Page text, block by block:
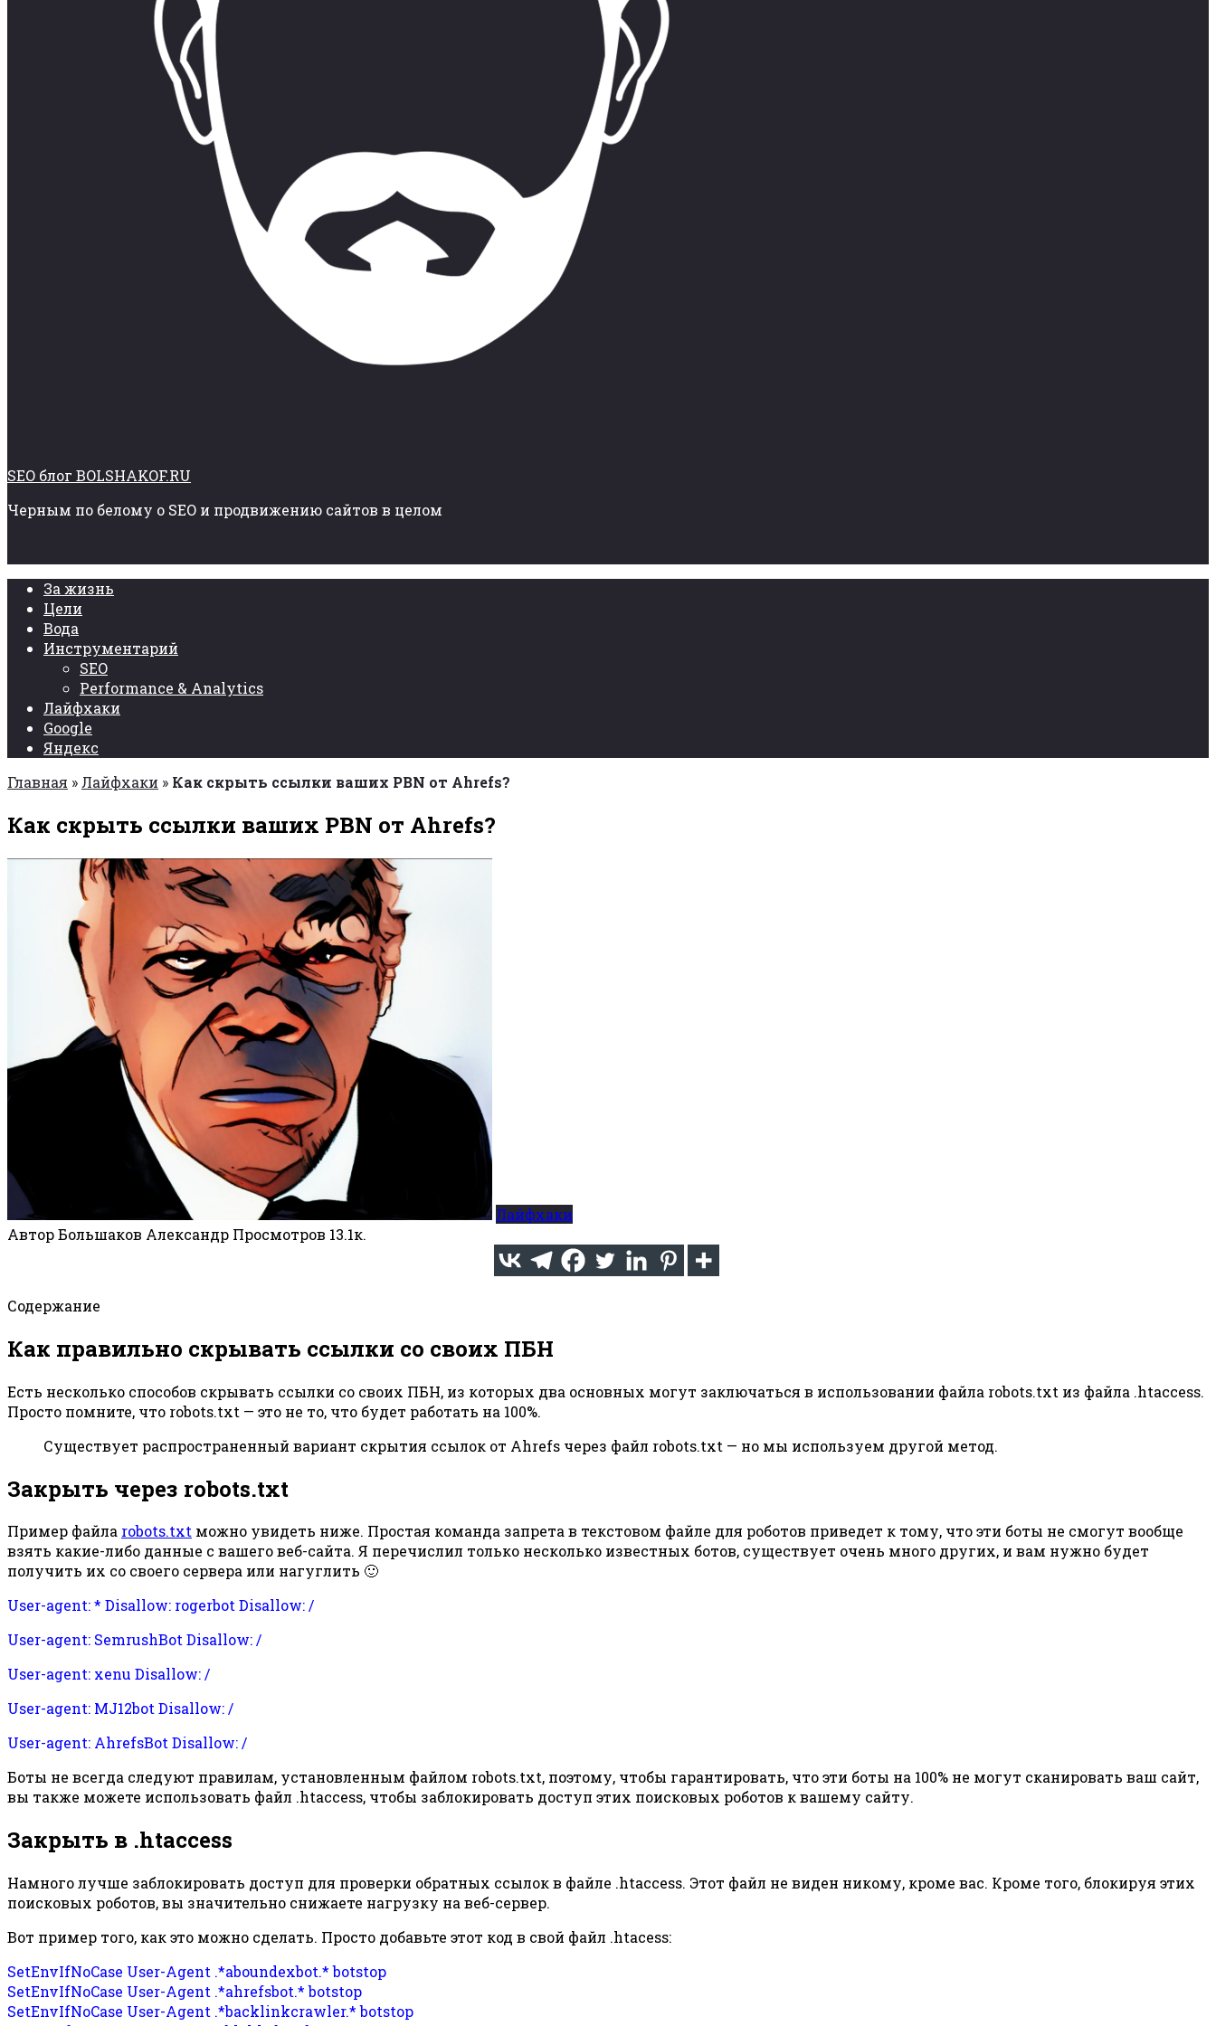
SEO блог BOLSHAKOF.RU
Черным по белому о SEO и продвижению сайтов в целом
За жизнь
Цели
Вода
Инструментарий
SEO
Performance & Analytics
Лайфхаки
Google
Яндекс
Главная » Лайфхаки » Как скрыть ссылки ваших PBN от Ahrefs?
Как скрыть ссылки ваших PBN от Ahrefs?
Лайфхаки
АвторБольшаков Александр Просмотров 13.1к.
Содержание
Как правильно скрывать ссылки со своих ПБН
Есть несколько способов скрывать ссылки со своих ПБН, из которых два основных могут заключаться в использовании файла robots.txt из файла .htaccess.
Просто помните, что robots.txt — это не то, что будет работать на 100%.
Существует распространенный вариант скрытия ссылок от Ahrefs через файл robots.txt — но мы используем другой метод.
Закрыть через robots.txt
Пример файла robots.txt можно увидеть ниже. Простая команда запрета в текстовом файле для роботов приведет к тому, что эти боты не смогут вообще
взять какие-либо данные с вашего веб-сайта. Я перечислил только несколько известных ботов, существует очень много других, и вам нужно будет
получить их со своего сервера или нагуглить 🙂
User-agent: * Disallow: rogerbot Disallow: /
User-agent: SemrushBot Disallow: /
User-agent: xenu Disallow: /
User-agent: MJ12bot Disallow: /
User-agent: AhrefsBot Disallow: /
Боты не всегда следуют правилам, установленным файлом robots.txt, поэтому, чтобы гарантировать, что эти боты на 100% не могут сканировать ваш сайт,
вы также можете использовать файл .htaccess, чтобы заблокировать доступ этих поисковых роботов к вашему сайту.
Закрыть в .htaccess
Намного лучше заблокировать доступ для проверки обратных ссылок в файле .htaccess. Этот файл не виден никому, кроме вас. Кроме того, блокируя этих
поисковых роботов, вы значительно снижаете нагрузку на веб-сервер.
Вот пример того, как это можно сделать. Просто добавьте этот код в свой файл .htacess:
SetEnvIfNoCase User-Agent .*aboundexbot.* botstop
SetEnvIfNoCase User-Agent .*ahrefsbot.* botstop
SetEnvIfNoCase User-Agent .*backlinkcrawler.* botstop